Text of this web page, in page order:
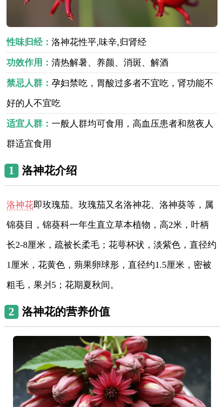
性味归经：洛神花性平,味辛,归肾经
功效作用：清热解暑、养颜、消斑、解酒
禁忌人群：孕妇禁吃，胃酸过多者不宜吃，肾功能不
好的人不宜吃
适宜人群：一般人群均可食用，高血压患者和熬夜人
群适宜食用
1 洛神花介绍
洛神花即玫瑰茄。玫瑰茄又名洛神花、洛神葵等，属
锦葵目，锦葵科一年生直立草本植物，高2米，叶柄
长2-8厘米，疏被长柔毛；花萼杯状，淡紫色，直径约
1厘米，花黄色，蒴果卵球形，直径约1.5厘米，密被
粗毛，果爿5；花期夏秋间。
2 洛神花的营养价值